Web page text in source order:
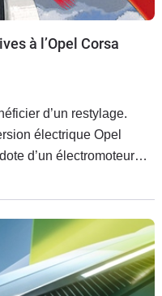
à l’Opel Corsa
d’un restylage.
électrique Opel
d’un électromoteur
de 402 km au lieu de
de longs parcours
? Pas vraiment, et c’est
Opel Corsa Electric de
tourner vers des